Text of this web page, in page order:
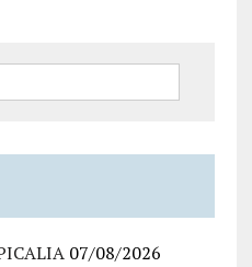
07/08/2026